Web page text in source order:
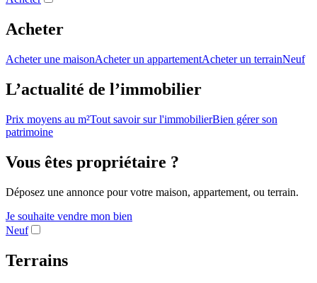
Acheter
Acheter une maisonAcheter un appartementAcheter un terrainNeuf
L’actualité de l’immobilier
Prix moyens au m²Tout savoir sur l'immobilierBien gérer son
patrimoine
Vous êtes propriétaire ?
Déposez une annonce pour votre maison, appartement, ou terrain.
Je souhaite vendre mon bien
Neuf
Terrains